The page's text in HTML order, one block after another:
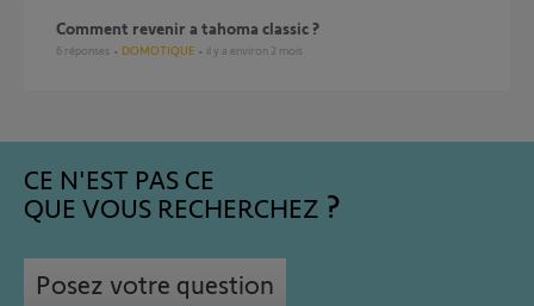
Comment revenir a tahoma classic ?
6 réponses DOMOTIQUE il y a environ 2 mois
CE N'EST PAS CE
QUE VOUS RECHERCHEZ
Posez votre question